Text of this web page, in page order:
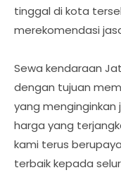
tinggal di kota
merekomendasi
Sewa kendaraan
dengan tujuan
yang
harga yang
kami terus
terbaik kepada